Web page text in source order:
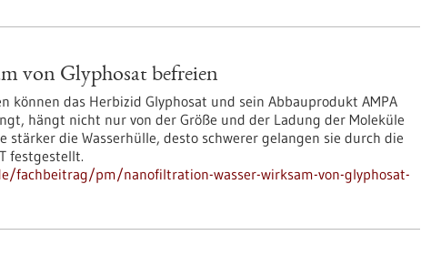
von Glyphosat befreien
können das Herbizid Glyphosat und sein Abbauprodukt AMPA
hängt nicht nur von der Größe und der Ladung der Moleküle
stärker die Wasserhülle, desto schwerer gelangen sie durch die
festgestellt.
fachbeitrag/pm/nanofiltration-wasser-wirksam-von-glyphosat-